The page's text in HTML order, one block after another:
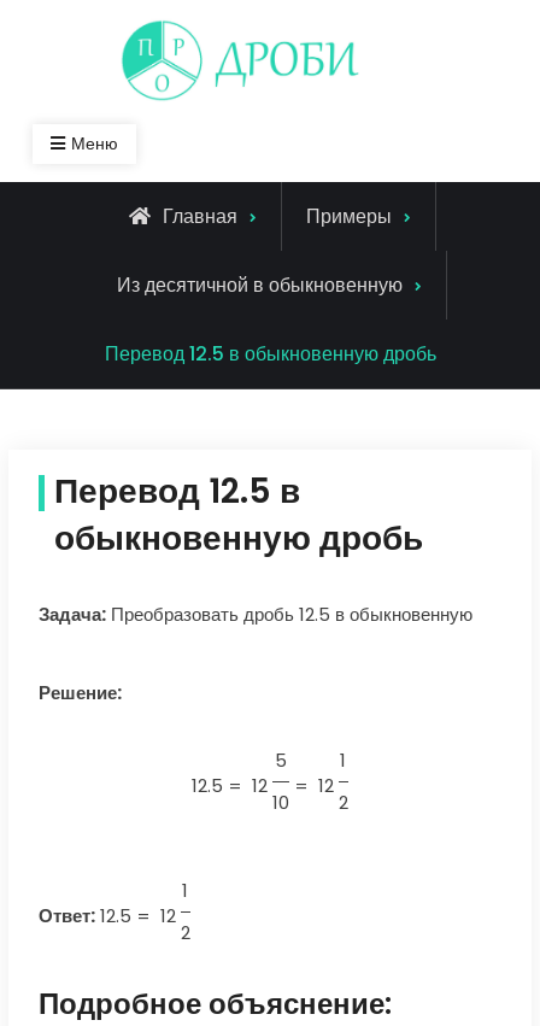
Меню
Главная Примеры
Из десятичной в обыкновенную
Перевод 12.5 в обыкновенную дробь
Перевод 12.5 в
обыкновенную дробь
Задача:Преобразовать дробь 12.5 в обыкновенную
Решение:
12.5 = 12
5
10
= 12
1
2
Ответ: 12.5 = 12
1
2
Подробное объяснение: